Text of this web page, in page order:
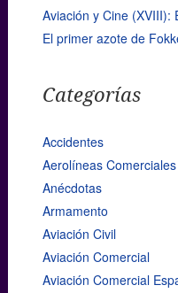
Aviación y Cine (XVIII):
El primer azote de
Categorías
Accidentes
Aerolíneas Comerciales
Anécdotas
Armamento
Aviación Civil
Aviación Comercial
Aviación Comercial